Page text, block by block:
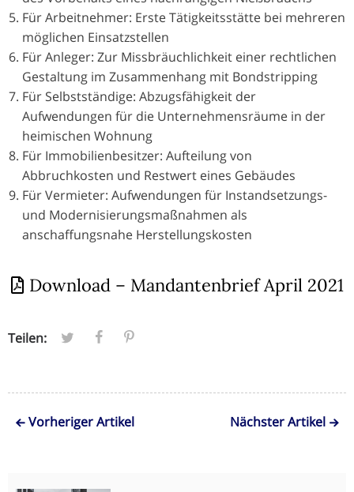
Für Arbeitnehmer: Erste Tätigkeitsstätte bei mehreren
möglichen Einsatzstellen
Für Anleger: Zur Missbräuchlichkeit einer rechtlichen
Gestaltung im Zusammenhang mit Bondstripping
Für Selbstständige: Abzugsfähigkeit der
Aufwendungen für die Unternehmensräume in der
heimischen Wohnung
Für Immobilienbesitzer: Aufteilung von
Abbruchkosten und Restwert eines Gebäudes
Für Vermieter: Aufwendungen für Instandsetzungs-
und Modernisierungsmaßnahmen als
anschaffungsnahe Herstellungskosten
Download – Mandantenbrief April 2021
Teilen:
Vorheriger Artikel Nächster Artikel